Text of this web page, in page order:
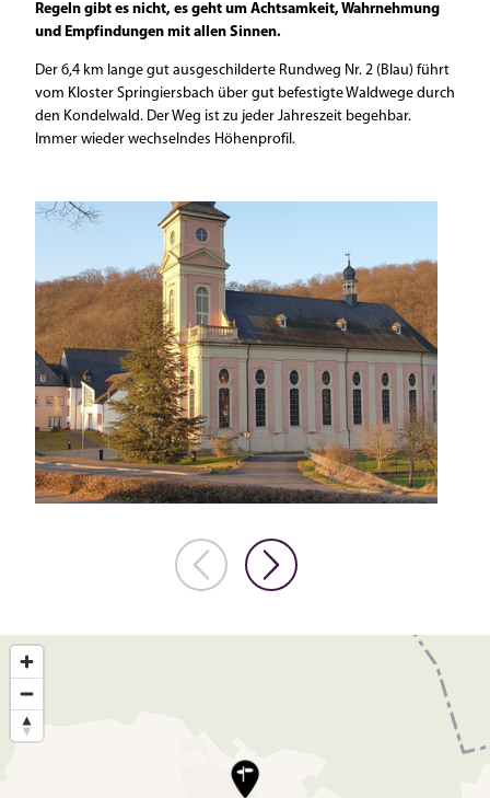
Regeln gibt es nicht, es geht um Achtsamkeit, Wahrnehmung
und Empfindungen mit allen Sinnen.
Der 6,4 km lange gut ausgeschilderte Rundweg Nr. 2 (Blau) führt
vom Kloster Springiersbach über gut befestigte Waldwege durch
den Kondelwald. Der Weg ist zu jeder Jahreszeit begehbar.
Immer wieder wechselndes Höhenprofil.